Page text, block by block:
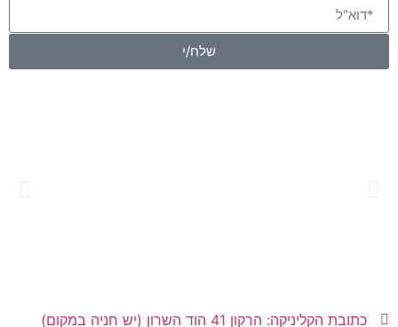
שלח/י
כתובת הקליניקה: הרקון 41 הוד השרון (יש חניה במקום)